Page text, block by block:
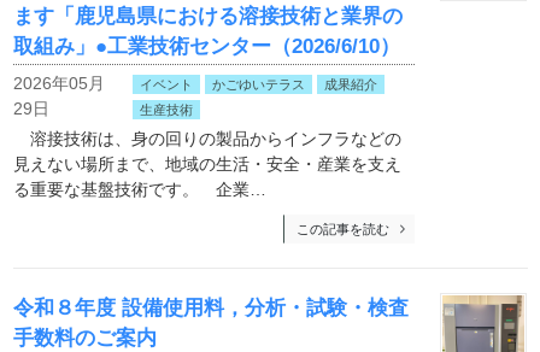
ます「鹿児島県における溶接技術と業界の
取組み」●工業技術センター（2026/6/10）
2026年05月
29日
イベント かごゆいテラス
成果紹介
生産技術
溶接技術は、身の回りの製品からインフラなどの
見えない場所まで、地域の生活・安全・産業を支え
る重要な基盤技術です。 企業…
この記事を読む
令和８年度 設備使用料，分析・試験・検査
手数料のご案内